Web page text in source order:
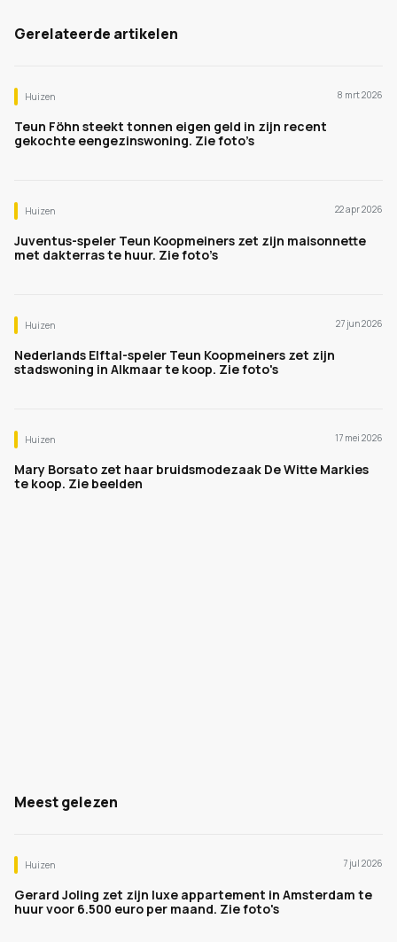
Gerelateerde artikelen
Huizen 8 mrt 2026
Teun Föhn steekt tonnen eigen geld in zijn recent
gekochte eengezinswoning. Zie foto’s
Huizen 22 apr 2026
Juventus-speler Teun Koopmeiners zet zijn maisonnette
met dakterras te huur. Zie foto’s
Huizen 27 jun 2026
Nederlands Elftal-speler Teun Koopmeiners zet zijn
stadswoning in Alkmaar te koop. Zie foto's
Huizen 17 mei 2026
Mary Borsato zet haar bruidsmodezaak De Witte Markies
te koop. Zie beelden
Meest gelezen
Huizen 7 jul 2026
Gerard Joling zet zijn luxe appartement in Amsterdam te
huur voor 6.500 euro per maand. Zie foto's